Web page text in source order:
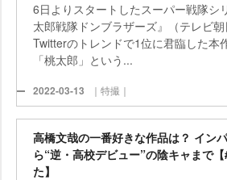
6日よりスタートしたスーパー戦隊シ
太郎戦隊ドンブラザーズ』（テレビ朝
Twitterのトレンドで1位に君臨した本
「桃太郎」という...
2022-03-13 ｜特撮｜
高橋文哉の一番好きな作品は？ イン
ら“逆・高校デビュー”の陰キャまで
た】